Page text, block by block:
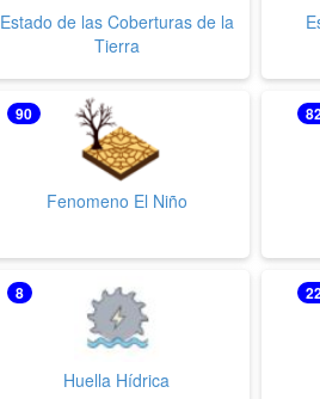
Estado de las Coberturas de la
Tierra
Fenomeno El Niño
90
Huella Hídrica
8